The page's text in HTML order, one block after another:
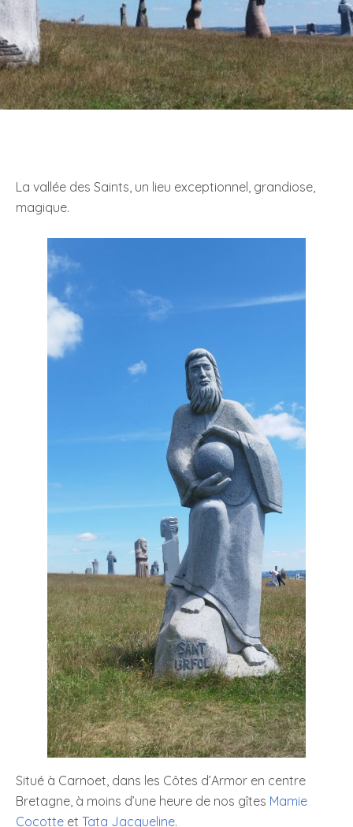
La vallée des Saints, un lieu exceptionnel, grandiose,
magique.
Situé à Carnoet, dans les Côtes d’Armor en centre
Bretagne, à moins d’une heure de nos gîtes Mamie
Cocotte et Tata Jacqueline.